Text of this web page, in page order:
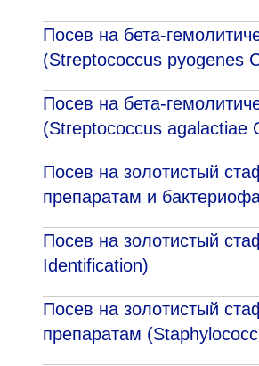
Посев на бета-
(Streptococcus pyogenes
Посев на бета-
(Streptococcus agalactiae
Посев на золотистый
препаратам и
Посев на золотистый
Identification)
Посев на золотистый
препаратам